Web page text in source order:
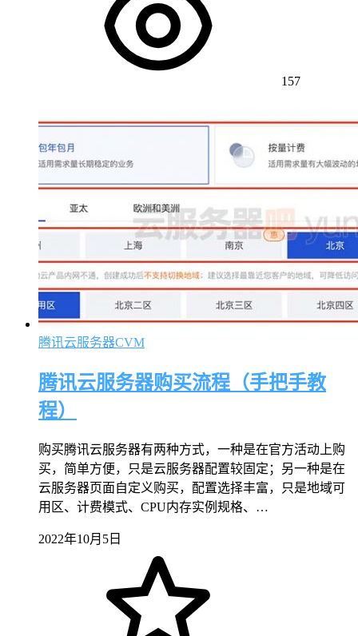
157
腾讯云服务器CVM
腾讯云服务器购买流程（手把手教
程）
购买腾讯云服务器有两种方式，一种是在官方活动上购
买，简单方便，只是云服务器配置较固定；另一种是在
云服务器页面自定义购买，配置选择丰富，只是地域可
用区、计费模式、CPU内存实例规格、…
2022年10月5日